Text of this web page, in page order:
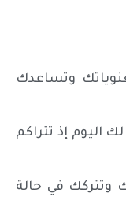
وتساعدك
اليوم إذ تتراكم
وتتركك في حالة